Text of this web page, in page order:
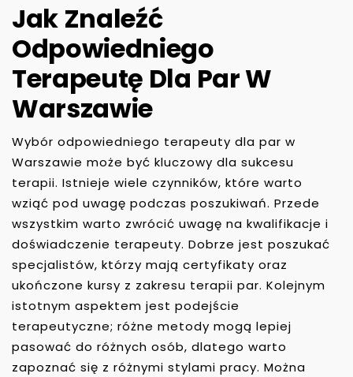
Jak Znaleźć
Odpowiedniego
Terapeutę Dla Par W
Warszawie
Wybór odpowiedniego terapeuty dla par w
Warszawie może być kluczowy dla sukcesu
terapii. Istnieje wiele czynników, które warto
wziąć pod uwagę podczas poszukiwań. Przede
wszystkim warto zwrócić uwagę na kwalifikacje i
doświadczenie terapeuty. Dobrze jest poszukać
specjalistów, którzy mają certyfikaty oraz
ukończone kursy z zakresu terapii par. Kolejnym
istotnym aspektem jest podejście
terapeutyczne; różne metody mogą lepiej
pasować do różnych osób, dlatego warto
zapoznać się z różnymi stylami pracy. Można